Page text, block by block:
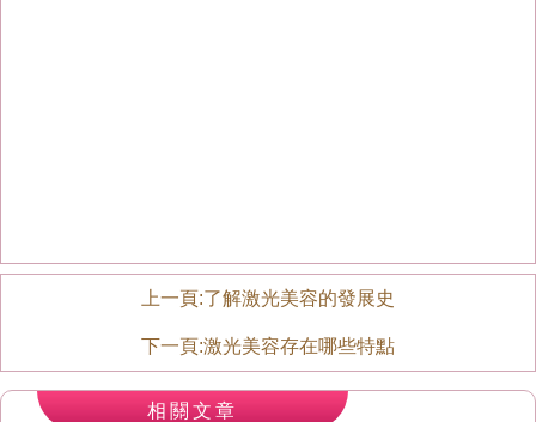
上一頁:了解激光美容的發展史
下一頁:激光美容存在哪些特點
相關文章